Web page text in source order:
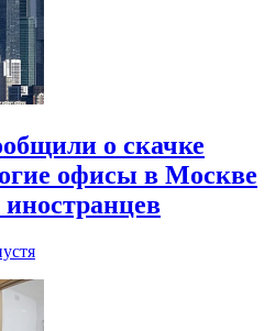
о скачке
офисы в Москве